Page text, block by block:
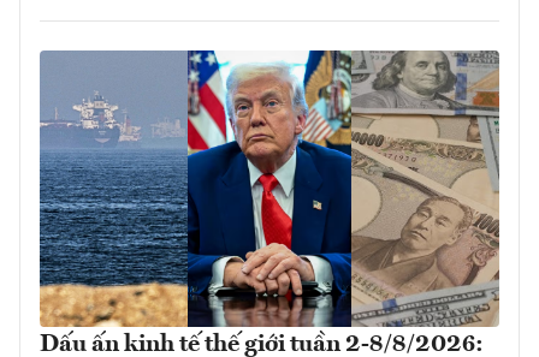
Dấu ấn kinh tế thế giới tuần 2-8/8/2026: